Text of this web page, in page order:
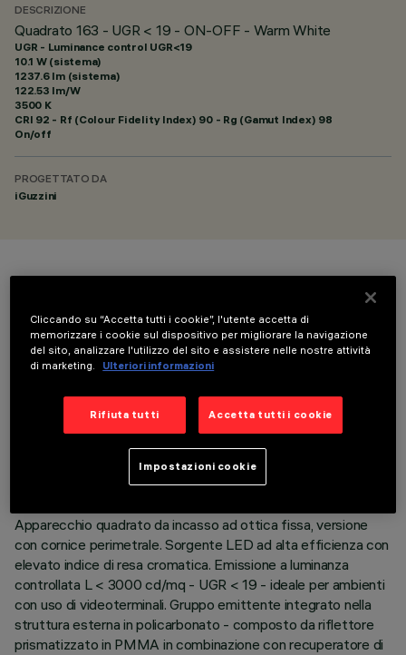
DESCRIZIONE
Quadrato 163 - UGR < 19 - ON-OFF - Warm White
UGR - Luminance control UGR<19
10.1 W (sistema)
1237.6 lm (sistema)
122.53 lm/W
3500 K
CRI 92 - Rf (Colour Fidelity Index) 90 - Rg (Gamut Index) 98
On/off
PROGETTATO DA
iGuzzini
DATI TECNICI
Apparecchio quadrato da incasso ad ottica fissa, versione
con cornice perimetrale. Sorgente LED ad alta efficienza con
elevato indice di resa cromatica. Emissione a luminanza
controllata L < 3000 cd/mq - UGR < 19 - ideale per ambienti
con uso di videoterminali. Gruppo emittente integrato nella
struttura esterna in policarbonato - composto da riflettore
prismatizzato in PMMA in combinazione con recuperatore di
Cliccando su “Accetta tutti i cookie”, l'utente accetta di
memorizzare i cookie sul dispositivo per migliorare la navigazione
del sito, analizzare l'utilizzo del sito e assistere nelle nostre attività
di marketing.
Ulteriori informazioni
Rifiuta tutti Accetta tutti i cookie
Impostazioni cookie